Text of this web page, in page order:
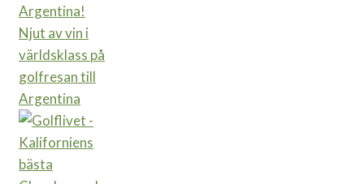
Njut av vin i
världsklass på
golfresan till
Argentina